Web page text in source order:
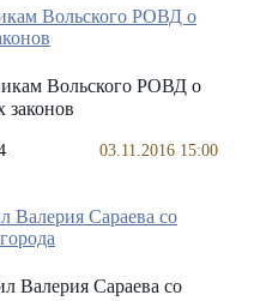
Вольского РОВД о
законов
03.11.2016 15:00
Валерия Сараева со